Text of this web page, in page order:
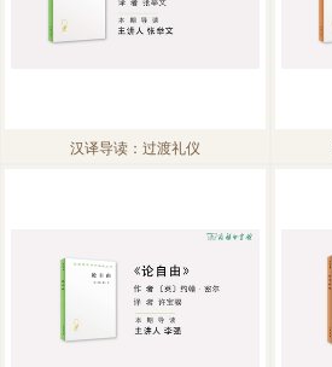
汉译导读：过渡礼仪